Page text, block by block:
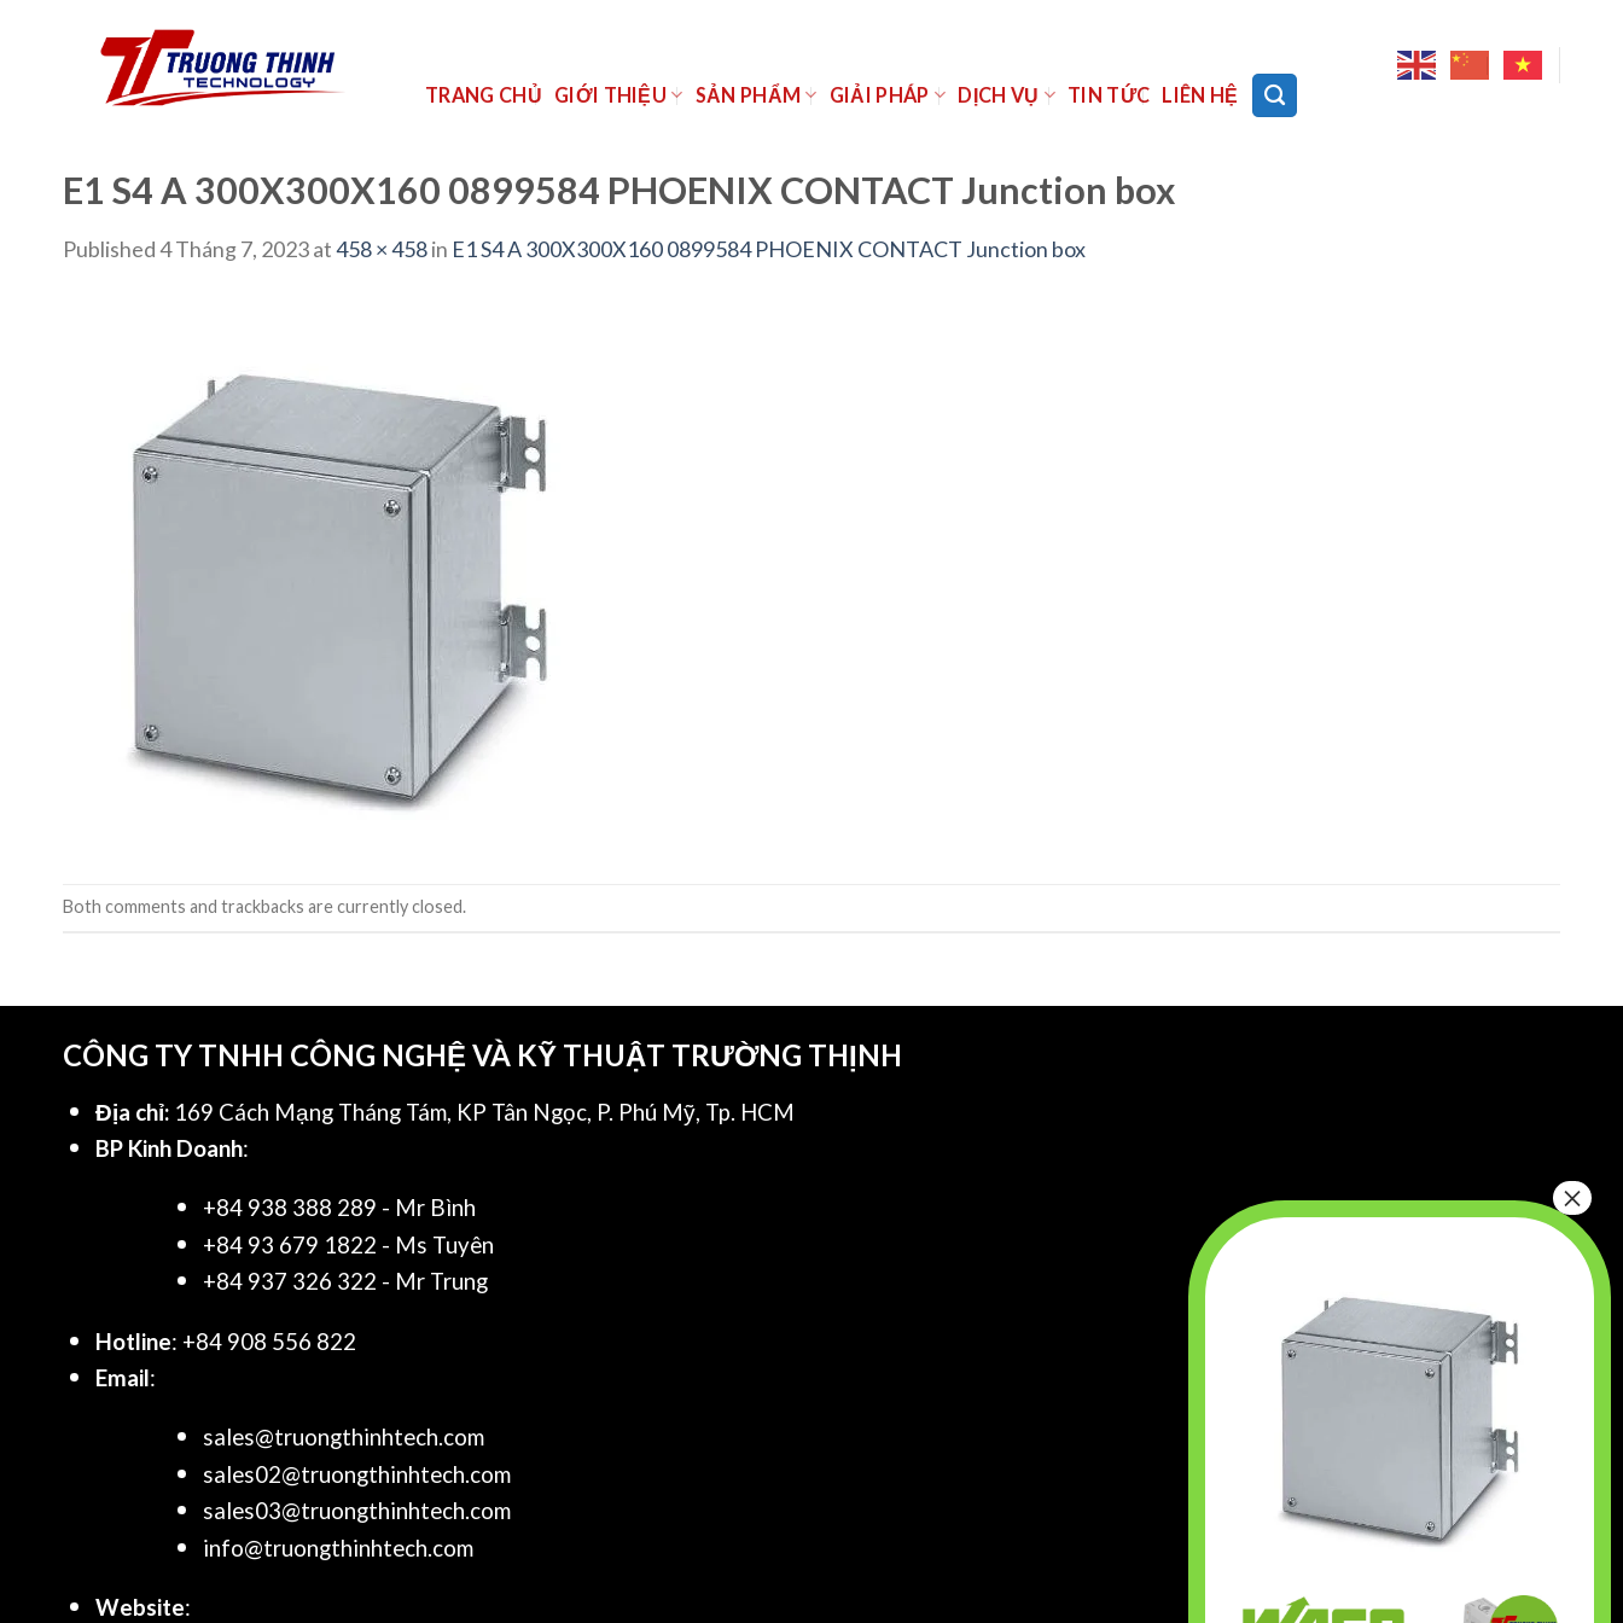
TRANG CHỦ GIỚI THIỆU SẢN PHẨM GIẢI PHÁP DỊCH VỤ TIN TỨC LIÊN HỆ
E1 S4 A 300X300X160 0899584 PHOENIX CONTACT Junction box
Published4 Tháng 7, 2023at458 × 458in E1 S4 A 300X300X160 0899584 PHOENIX CONTACT Junction box
Both comments and trackbacks are currently closed.
CÔNG TY TNHH CÔNG NGHỆ VÀ KỸ THUẬT TRƯỜNG THỊNH
Địa chỉ: 169 Cách Mạng Tháng Tám, KP Tân Ngọc, P. Phú Mỹ, Tp. HCM
BP Kinh Doanh:
+84 938 388 289 - Mr Bình
+84 93 679 1822 - Ms Tuyên
+84 937 326 322 - Mr Trung
Hotline: +84 908 556 822
Email:
sales@truongthinhtech.com
sales02@truongthinhtech.com
sales03@truongthinhtech.com
info@truongthinhtech.com
Website: